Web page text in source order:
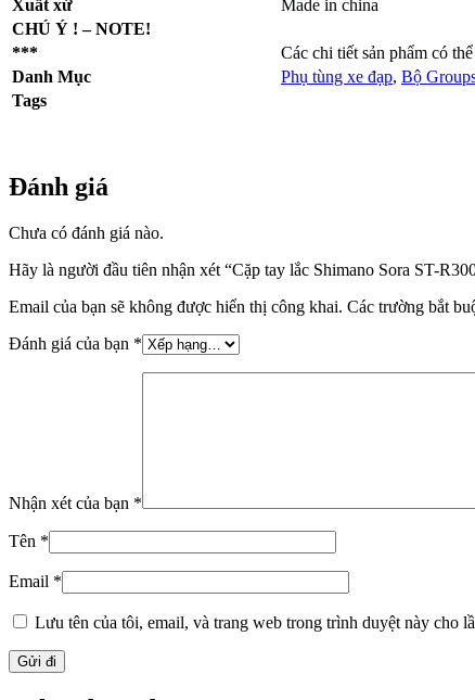
Xuất xứ
Made in china
CHÚ Ý ! – NOTE!
***
Các chi tiết sản phẩm có
Danh Mục
Phụ tùng xe đạp, Bộ
Tags
Đánh giá
Chưa có đánh giá nào.
Hãy là người đầu tiên nhận xét “Cặp tay lắc Shimano Sora ST-
Email của bạn sẽ không được hiển thị công khai. Các trường bắt
Đánh giá của bạn *
Nhận xét của bạn *
Tên *
Email *
Lưu tên của tôi, email, và trang web trong trình duyệt này cho